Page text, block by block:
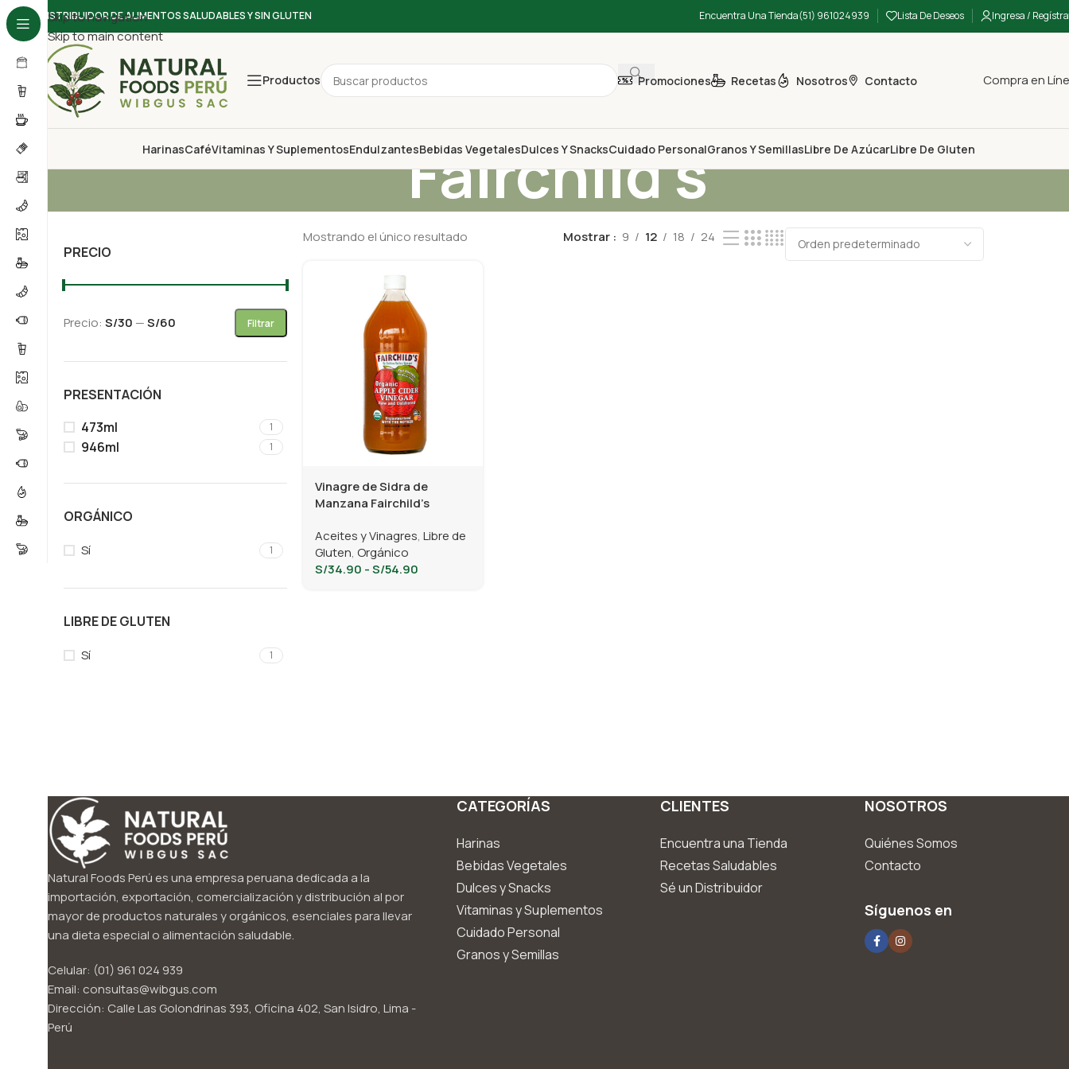
Skip to navigation
Skip to main content
DISTRIBUIDOR DE ALIMENTOS SALUDABLES Y SIN GLUTEN Encuentra Una Tienda(51) 961024939 Lista De Deseos Ingresa /
Productos Promociones Recetas Nosotros Contacto Compra en
HarinasCaféVitaminas Y SuplementosEndulzantesBebidas VegetalesDulces Y SnacksCuidado PersonalGranos Y SemillasLibre De AzúcarLibre De Gluten
Fairchild's
PRECIO
Filtrar
Precio: S/30 —S/60
PRESENTACIÓN
473ml
1
946ml 1
ORGÁNICO
Sí 1
LIBRE DE GLUTEN
Sí 1
Mostrando el único resultado Mostrar 9 12 18 24
Vinagre de Sidra de
Manzana Fairchild’s
Aceites y Vinagres, Libre de
Gluten, Orgánico
S/34.90 -S/54.90
Natural Foods Perú es una empresa peruana dedicada a la
importación, exportación, comercialización y distribución al por
mayor de productos naturales y orgánicos, esenciales para llevar
una dieta especial o alimentación saludable.
Celular: (01) 961 024 939
Email: consultas@wibgus.com
Dirección: Calle Las Golondrinas 393, Oficina 402, San Isidro, Lima -
Perú
CATEGORÍAS
Harinas
Bebidas Vegetales
Dulces y Snacks
Vitaminas y Suplementos
Cuidado Personal
Granos y Semillas
CLIENTES
Encuentra una Tienda
Recetas Saludables
Sé un Distribuidor
NOSOTROS
Quiénes Somos
Contacto
Síguenos en